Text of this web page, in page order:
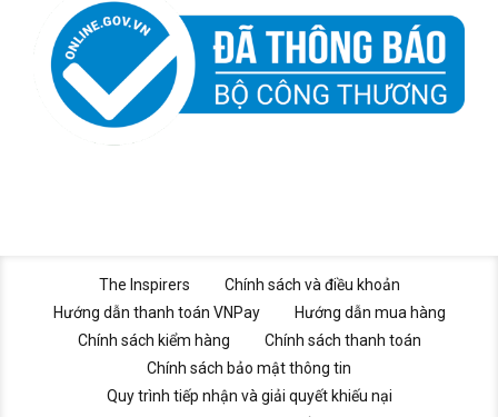
The Inspirers
Chính sách và điều khoản
Hướng dẫn thanh toán VNPay
Hướng dẫn mua hàng
Chính sách kiểm hàng
Chính sách thanh toán
Chính sách bảo mật thông tin
Quy trình tiếp nhận và giải quyết khiếu nại